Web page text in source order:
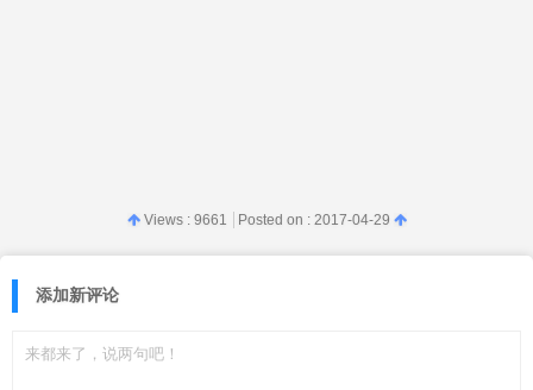
Views : 9661 Posted on : 2017-04-29
添加新评论